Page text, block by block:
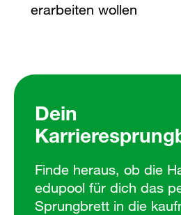
erarbeiten wollen
Dein
Finde heraus, ob die
edupool für dich das
Sprungbrett in die